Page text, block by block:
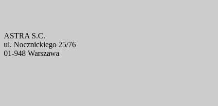
ASTRA S.C.
ul. Nocznickiego 25/76
01-948 Warszawa